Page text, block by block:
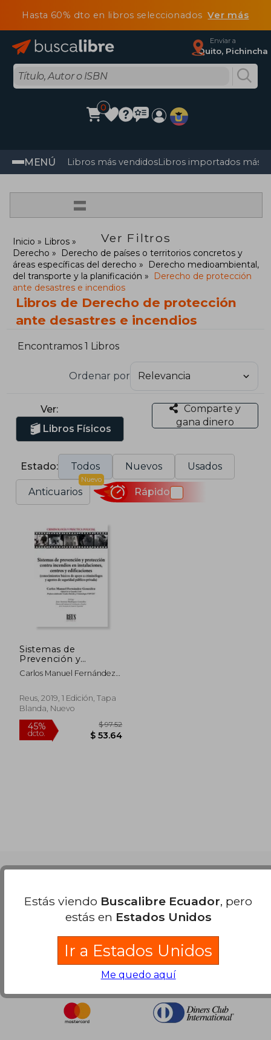
Hasta 60% dto en libros seleccionadosVer más
Enviar a
Quito, Pichincha
0
MENÚ Libros más vendidosLibros importados más
=
Ver Filtros
Inicio
Libros
Derecho
Derecho de países o territorios concretos y
áreas específicas del derecho
Derecho medioambiental,
del transporte y la planificación
Derecho de protección
ante desastres e incendios
Libros de Derecho de protección
ante desastres e incendios
Encontramos 1 Libros
Ordenar por
Ver:
Libros Físicos
Comparte y
gana dinero
Estado: Todos Nuevos Usados
Anticuarios
Nuevo
Rápido
Sistemas de
Prevención y
Protección Contra
Incendios en
y Edificaciones:
(Conocimientos
Criminólogos y
Agentes de Seguridad
Carlos Manuel Fernández
Reus, 2019, 1 Edición, Tapa
Blanda, Nuevo
Estás viendo Buscalibre Ecuador, pero
estás en Estados Unidos
Ir a Estados Unidos
Me quedo aquí